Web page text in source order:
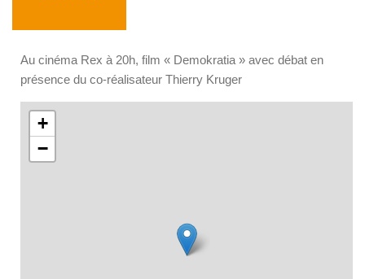
Au cinéma Rex à 20h, film « Demokratia » avec débat en
présence du co-réalisateur Thierry Kruger
+
−